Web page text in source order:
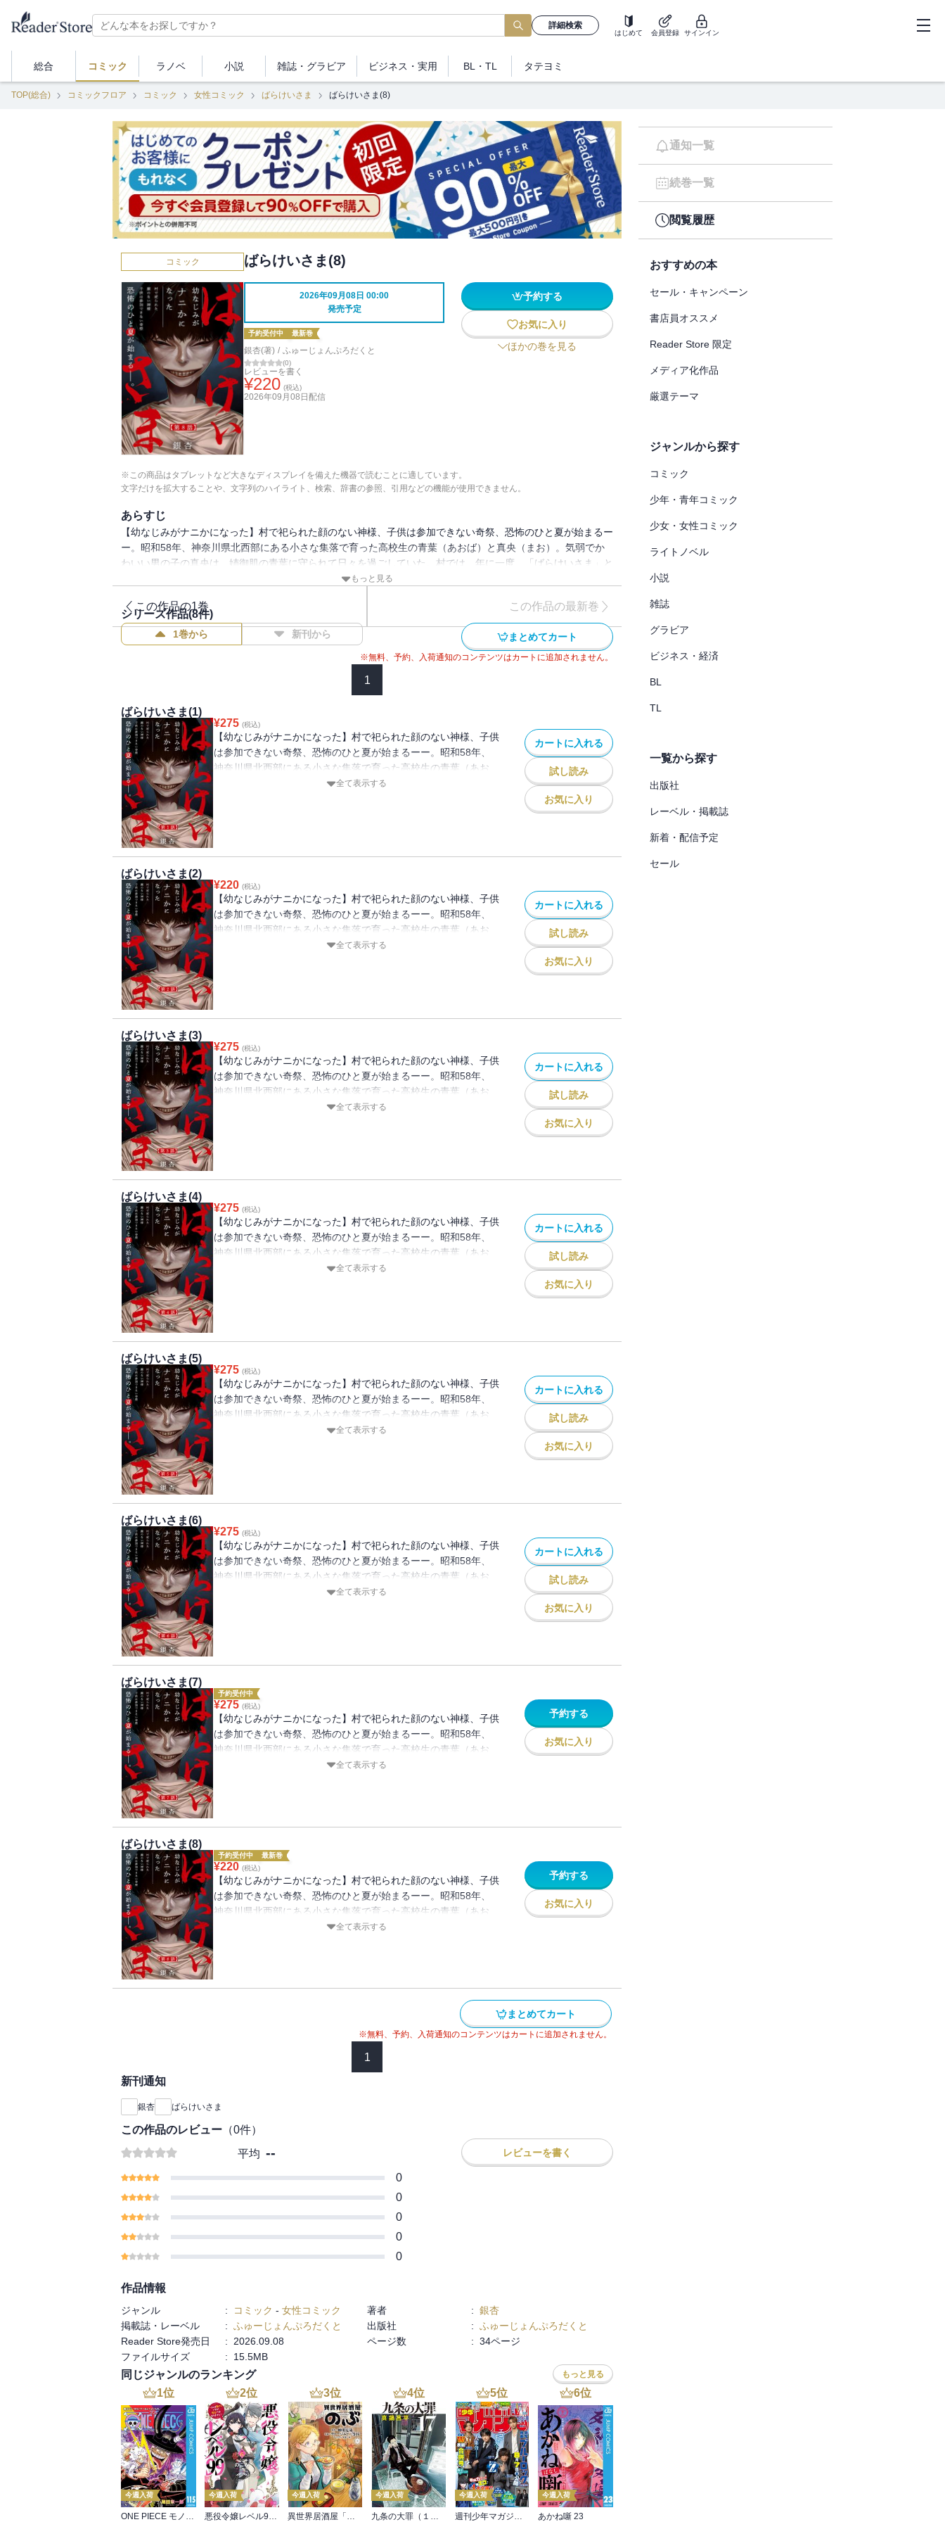
詳細検索
はじめて 会員登録 サインイン
総合 コミック ラノベ 小説 雑誌・ グラビア ビジネス ・実用 BL・TL タテヨミ
TOP(総合) コミックフロア コミック 女性コミック ばらけいさま ばらけいさま(8)
コミック ばらけいさま(8)
2026年09月08日 00:00
発売予定
予約受付中 最新巻
銀杏(著) / ふゅーじょんぷろだくと
(0)
レビューを書く
¥220 (税込)
2026年09月08日 配信
予約する
お気に入り
ほかの巻を見る
※この商品はタブレットなど大きなディスプレイを備えた機器で読むことに適しています。
文字だけを拡大することや、文字列のハイライト、検索、辞書の参照、引用などの機能が使用できません。
あらすじ
【幼なじみがナニかになった】村で祀られた顔のない神様、子供は参加できない奇祭、恐怖のひと夏が始まるー
ー。昭和58年、神奈川県北西部にある小さな集落で育った高校生の青葉（あおば）と真央（まお）。気弱でか
わいい男の子の真央は、姉御肌の青葉に守られて日々を過ごしていた。村では、年に一度、「ばらけいさま」と
いう顔のない神様を奉る祭りが行われる。祭りの日は、子供たちは家から一歩も出ることを許されない。しか
もっと見る
この作品の1巻 この作品の最新巻
シリーズ作品(8件)
1巻から 新刊から まとめてカート
※無料、予約、入荷通知のコンテンツはカートに追加されません。
1
ばらけいさま(1)
¥275 (税込)
【幼なじみがナニかになった】村で祀られた顔のない神様、子供
は参加できない奇祭、恐怖のひと夏が始まるーー。昭和58年、
神奈川県北西部にある小さな集落で育った高校生の青葉（あお
ば）と真央（まお）。気弱でかわいい男の子の真央は、姉御肌の
全て表示する
カートに入れる
試し読み
お気に入り
ばらけいさま(2)
¥220 (税込)
【幼なじみがナニかになった】村で祀られた顔のない神様、子供
は参加できない奇祭、恐怖のひと夏が始まるーー。昭和58年、
神奈川県北西部にある小さな集落で育った高校生の青葉（あお
ば）と真央（まお）。気弱でかわいい男の子の真央は、姉御肌の
全て表示する
カートに入れる
試し読み
お気に入り
ばらけいさま(3)
¥275 (税込)
【幼なじみがナニかになった】村で祀られた顔のない神様、子供
は参加できない奇祭、恐怖のひと夏が始まるーー。昭和58年、
神奈川県北西部にある小さな集落で育った高校生の青葉（あお
ば）と真央（まお）。気弱でかわいい男の子の真央は、姉御肌の
全て表示する
カートに入れる
試し読み
お気に入り
ばらけいさま(4)
¥275 (税込)
【幼なじみがナニかになった】村で祀られた顔のない神様、子供
は参加できない奇祭、恐怖のひと夏が始まるーー。昭和58年、
神奈川県北西部にある小さな集落で育った高校生の青葉（あお
ば）と真央（まお）。気弱でかわいい男の子の真央は、姉御肌の
全て表示する
カートに入れる
試し読み
お気に入り
ばらけいさま(5)
¥275 (税込)
【幼なじみがナニかになった】村で祀られた顔のない神様、子供
は参加できない奇祭、恐怖のひと夏が始まるーー。昭和58年、
神奈川県北西部にある小さな集落で育った高校生の青葉（あお
ば）と真央（まお）。気弱でかわいい男の子の真央は、姉御肌の
全て表示する
カートに入れる
試し読み
お気に入り
ばらけいさま(6)
¥275 (税込)
【幼なじみがナニかになった】村で祀られた顔のない神様、子供
は参加できない奇祭、恐怖のひと夏が始まるーー。昭和58年、
神奈川県北西部にある小さな集落で育った高校生の青葉（あお
ば）と真央（まお）。気弱でかわいい男の子の真央は、姉御肌の
全て表示する
カートに入れる
試し読み
お気に入り
ばらけいさま(7)
予約受付中
¥275 (税込)
【幼なじみがナニかになった】村で祀られた顔のない神様、子供
は参加できない奇祭、恐怖のひと夏が始まるーー。昭和58年、
神奈川県北西部にある小さな集落で育った高校生の青葉（あお
ば）と真央（まお）。気弱でかわいい男の子の真央は、姉御肌の
葉と真央はその禁を破ってしまうーーー。
全て表示する
予約する
お気に入り
ばらけいさま(8)
予約受付中 最新巻
¥220 (税込)
【幼なじみがナニかになった】村で祀られた顔のない神様、子供
は参加できない奇祭、恐怖のひと夏が始まるーー。昭和58年、
神奈川県北西部にある小さな集落で育った高校生の青葉（あお
ば）と真央（まお）。気弱でかわいい男の子の真央は、姉御肌の
葉と真央はその禁を破ってしまうーーー。
全て表示する
予約する
お気に入り
まとめてカート
※無料、予約、入荷通知のコンテンツはカートに追加されません。
1
新刊通知
銀杏 ばらけいさま
この作品のレビュー （0件）
平均 -- レビューを書く
0
0
0
0
0
作品情報
ジャンル : コミック - 女性コミック 著者 : 銀杏
掲載誌・レーベル
: ふゅーじょんぷろだくと 出版社 : ふゅーじょんぷろだくと
Reader Store発売日
: 2026.09.08 ページ数 : 34ページ
ファイルサイズ
: 15.5MB
同じジャンルのランキング もっと見る
1位
今週入荷
2位
今週入荷
3位
今週入荷
4位
今週入荷
5位
今週入荷
6位
今週入荷
あかね噺 23
通知一覧
続巻一覧
閲覧履歴
おすすめの本
セール・キャンペーン
書店員オススメ
Reader Store 限定
メディア化作品
厳選テーマ
ジャンルから探す
コミック
少年・青年コミック
少女・女性コミック
ライトノベル
小説
雑誌
グラビア
ビジネス・経済
BL
TL
一覧から探す
出版社
レーベル・掲載誌
新着・配信予定
セール